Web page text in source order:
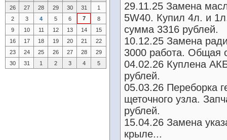
29.11.25 Замена
5W40. Купил 4л. и
сумма 3316 рублей.
10.12.25 Замена
3000 работа. Общая
04.02.26 Куплена
рублей.
05.03.26 Переборка
щеточного узла.
рублей.
15.04.26 Замена
крыле...
26
27 28 29 30 31
1
2
3 4 5 6 7
8
9
10 11 12 13 14
15
16
17 18 19 20 21
22
23
24 25 26 27 28
29
30
31 1 2 3 4 5